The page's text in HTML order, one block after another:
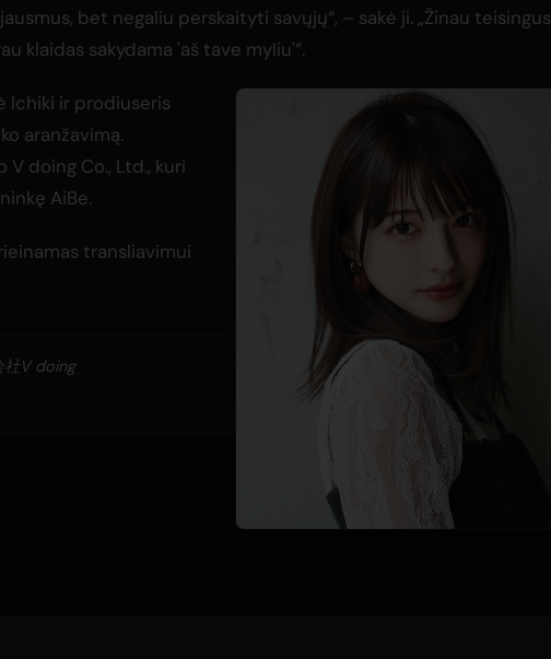
bet negaliu perskaityti savųjų“, – sakė ji. „Žinau teisingus
klaidas sakydama 'aš tave myliu'“.
Ichiki ir prodiuseris
aranžavimą.
V doing Co., Ltd., kuri
AiBe.
transliavimui
社V doing